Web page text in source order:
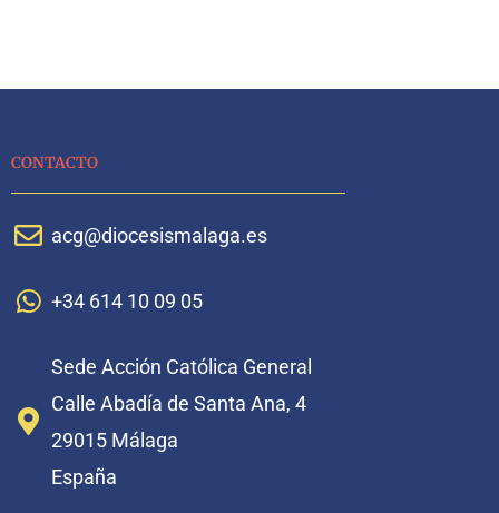
CONTACTO
acg@diocesismalaga.es
+34 614 10 09 05
Sede Acción Católica General
Calle Abadía de Santa Ana, 4
29015 Málaga
España